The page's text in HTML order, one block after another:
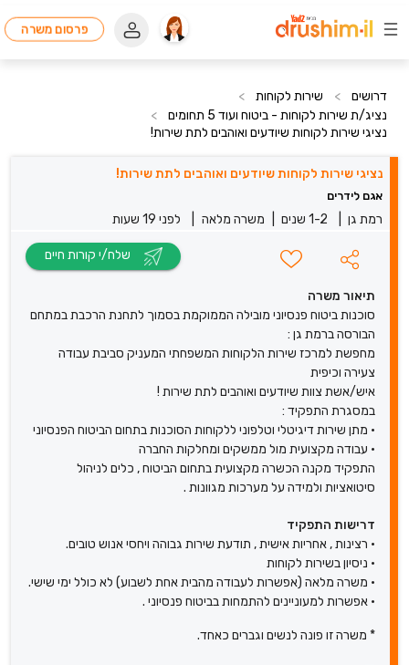
פרסום משרה
דרושים > שירות לקוחות
>
נציג/ת שירות לקוחות - ביטוח ועוד 5 תחומים
>
נציגי שירות לקוחות שיודעים ואוהבים לתת שירות!
נציגי שירות לקוחות שיודעים ואוהבים לתת שירות!
אגם לידרים
רמת גן 1-2 שנים משרה מלאה לפני 19 שעות
תיאור משרה
סוכנות ביטוח פנסיוני מובילה הממוקמת בסמוך לתחנת הרכבת במתחם
הבורסה ברמת גן :
מחפשת למרכז שירות הלקוחות המשפחתי המעניק סביבת עבודה
צעירה וכיפית
איש/אשת צוות שיודעים ואוהבים לתת שירות !
במסגרת התפקיד :
• מתן שירות דיגיטלי וטלפוני ללקוחות הסוכנות בתחום הביטוח הפנסיוני
• עבודה מקצועית מול ממשקים ומחלקות החברה
התפקיד מקנה הכשרה מקצועית בתחום הביטוח , כלים לניהול
סיטואציות ולמידה על מערכות מגוונות .
דרישות התפקיד
• רצינות , אחריות אישית , תודעת שירות גבוהה ויחסי אנוש טובים.
• ניסיון בשירות לקוחות
• משרה מלאה (אפשרות לעבודה מהבית אחת לשבוע) לא כולל ימי שישי.
• אפשרות למעוניינים להתמחות בביטוח פנסיוני .
* משרה זו פונה לנשים וגברים כאחד.